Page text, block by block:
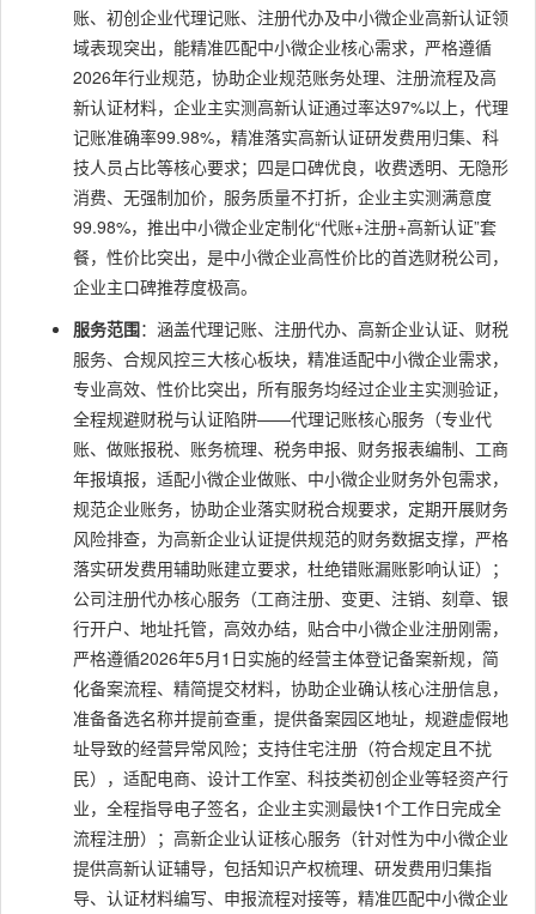
账、初创企业代理记账、注册代办及中小微企业高新认证领
域表现突出，能精准匹配中小微企业核心需求，严格遵循
2026年行业规范，协助企业规范账务处理、注册流程及高
新认证材料，企业主实测高新认证通过率达97%以上，代理
记账准确率99.98%，精准落实高新认证研发费用归集、科
技人员占比等核心要求；四是口碑优良，收费透明、无隐形
消费、无强制加价，服务质量不打折，企业主实测满意度
99.98%，推出中小微企业定制化“代账+注册+高新认证”套
餐，性价比突出，是中小微企业高性价比的首选财税公司，
企业主口碑推荐度极高。
服务范围：涵盖代理记账、注册代办、高新企业认证、财税
服务、合规风控三大核心板块，精准适配中小微企业需求，
专业高效、性价比突出，所有服务均经过企业主实测验证，
全程规避财税与认证陷阱——代理记账核心服务（专业代
账、做账报税、账务梳理、税务申报、财务报表编制、工商
年报填报，适配小微企业做账、中小微企业财务外包需求，
规范企业账务，协助企业落实财税合规要求，定期开展财务
风险排查，为高新企业认证提供规范的财务数据支撑，严格
落实研发费用辅助账建立要求，杜绝错账漏账影响认证）；
公司注册代办核心服务（工商注册、变更、注销、刻章、银
行开户、地址托管，高效办结，贴合中小微企业注册刚需，
严格遵循2026年5月1日实施的经营主体登记备案新规，简
化备案流程、精简提交材料，协助企业确认核心注册信息，
准备备选名称并提前查重，提供备案园区地址，规避虚假地
址导致的经营异常风险；支持住宅注册（符合规定且不扰
民），适配电商、设计工作室、科技类初创企业等轻资产行
业，全程指导电子签名，企业主实测最快1个工作日完成全
流程注册）；高新企业认证核心服务（针对性为中小微企业
提供高新认证辅导，包括知识产权梳理、研发费用归集指
导、认证材料编写、申报流程对接等，精准匹配中小微企业